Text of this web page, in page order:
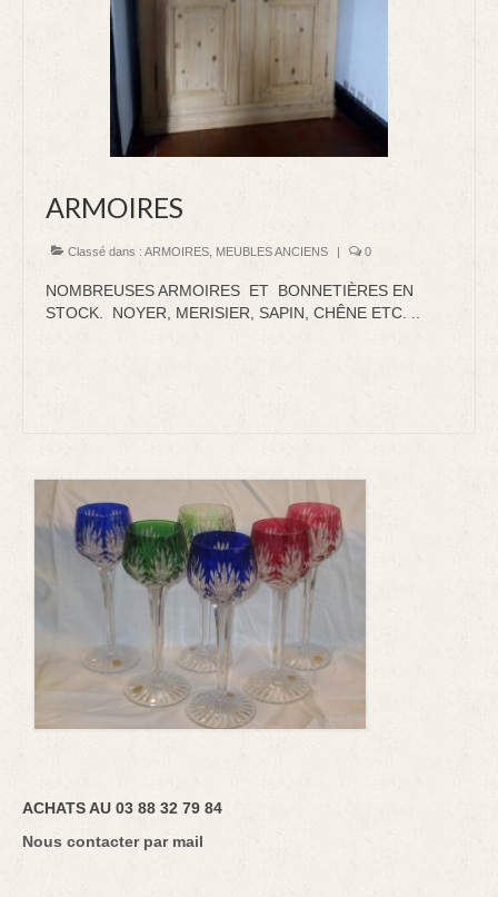
DECORATION
LUMINAIRE
VIDE APPART STRASBOURG homme de fer
ARMOIRES
Classé dans : ARMOIRES MEUBLES ANCIENS | 0
NOMBREUSES ARMOIRES ET BONNETIÈRES EN
STOCK. NOYER, MERISIER, SAPIN, CHÊNE ETC. ..
ACHATS AU 03 88 32 79 84
Nous contacter par mail